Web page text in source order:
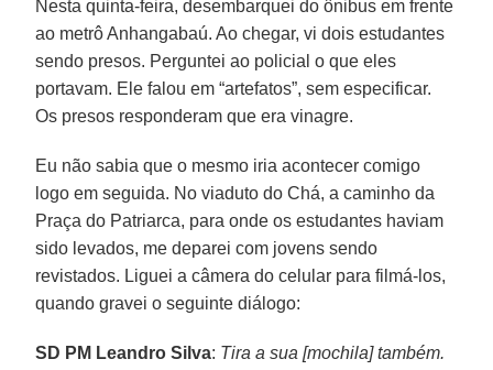
Nesta quinta-feira, desembarquei do ônibus em frente
ao metrô Anhangabaú. Ao chegar, vi dois estudantes
sendo presos. Perguntei ao policial o que eles
portavam. Ele falou em “artefatos”, sem especificar.
Os presos responderam que era vinagre.
Eu não sabia que o mesmo iria acontecer comigo
logo em seguida. No viaduto do Chá, a caminho da
Praça do Patriarca, para onde os estudantes haviam
sido levados, me deparei com jovens sendo
revistados. Liguei a câmera do celular para filmá-los,
quando gravei o seguinte diálogo:
SD PM Leandro Silva: Tira a sua [mochila] também.